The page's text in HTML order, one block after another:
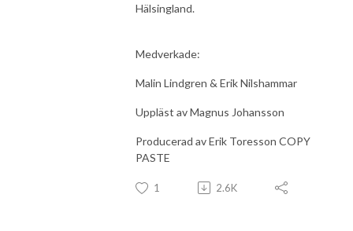
Hälsingland.
Medverkade:
Malin Lindgren & Erik Nilshammar
Uppläst av Magnus Johansson
Producerad av Erik Toresson COPY
PASTE
1 2.6K